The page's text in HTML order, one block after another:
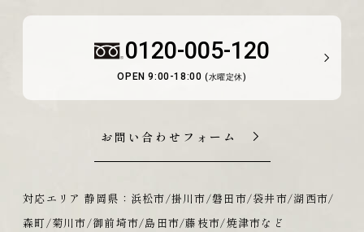
0120-005-120
OPEN 9:00-18:00 (水曜定休)
お問い合わせフォーム
対応エリア 静岡県：浜松市/掛川市/磐田市/袋井市/湖西市/
森町/菊川市/御前埼市/島田市/藤枝市/焼津市など